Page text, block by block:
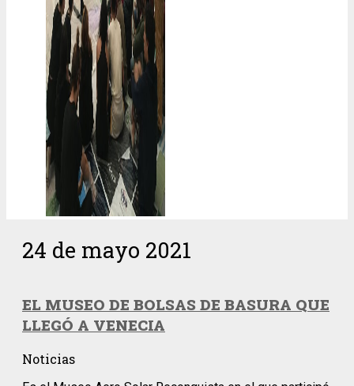
24 de mayo 2021
EL MUSEO DE BOLSAS DE BASURA QUE
LLEGÓ A VENECIA
Noticias